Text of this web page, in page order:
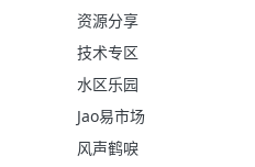
资源分享
技术专区
水区乐园
Jao易市场
风声鹤唳